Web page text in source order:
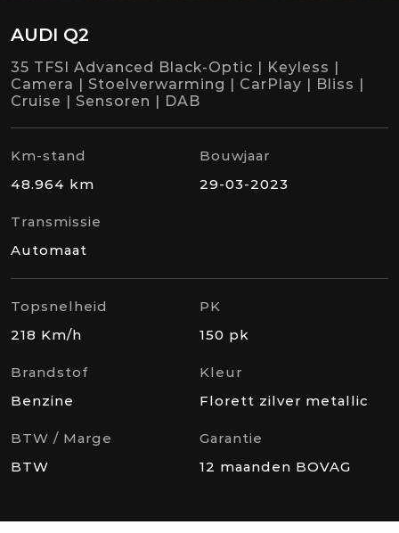
AUDI Q2
35 TFSI Advanced Black-Optic | Keyless |
Camera | Stoelverwarming | CarPlay | Bliss |
Cruise | Sensoren | DAB
Km-stand
48.964 km
Bouwjaar
29-03-2023
Transmissie
Automaat
Topsnelheid
218 Km/h
PK
150 pk
Brandstof
Benzine
Kleur
Florett zilver metallic
BTW / Marge
BTW
Garantie
12 maanden BOVAG